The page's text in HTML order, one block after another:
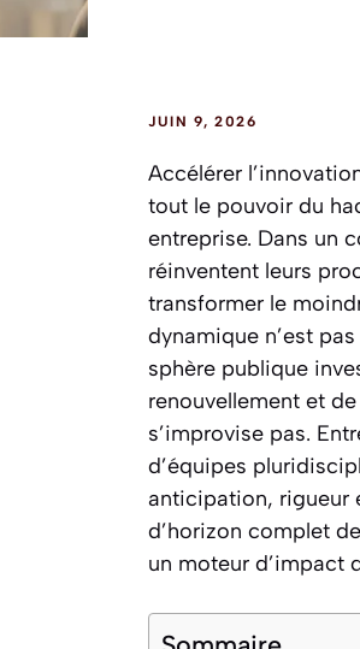
JUIN 9, 2026
Accélérer
tout le pouvoir du
entreprise. Dans un
réinventent leurs
transformer le
dynamique n’est
sphère publique
renouvellement et
s’improvise pas.
d’équipes
anticipation, rigueur
d’horizon complet
un moteur d’impact